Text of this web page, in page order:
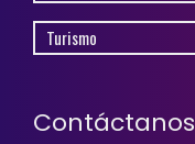
Turismo
Contáctanos